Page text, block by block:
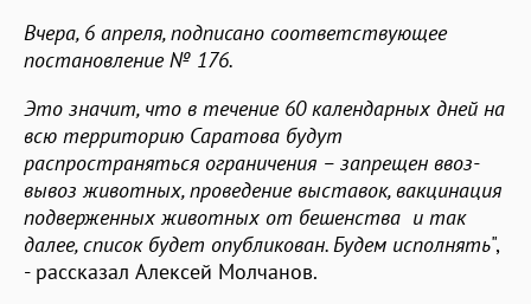
Вчера, 6 апреля, подписано соответствующее
постановление № 176.
Это значит, что в течение 60 календарных дней на
всю территорию Саратова будут
распространяться ограничения – запрещен ввоз-
вывоз животных, проведение выставок, вакцинация
подверженных животных от бешенства и так
далее, список будет опубликован. Будем исполнять",
- рассказал Алексей Молчанов.